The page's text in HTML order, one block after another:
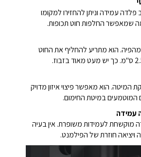
עמידה וניתן להחזירו למקומו
שמאפשר החלפות חוט תכופות.
הוא מתריע להחליף את החוט
המיטה. הוא מאפשר פיצוי איזון מדויק
המוטמעים במיטת החימום.
עמידה
מוקשחת לעמידות משופרת. אין בעיה
ויציאה חוזרת של הפילמנט.